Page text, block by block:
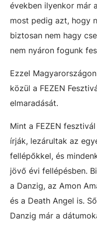
években ilyenkor már
most pedig azt, hogy
biztosan nem hagy
nem nyáron fogunk
Ezzel
közül a FEZEN
elmaradását.
Mint a FEZEN
írják, lezárultak az
fellépőkkel, és
jövő évi fellépésben.
a Danzig, az Amon
és a Death Angel is.
Danzig már a